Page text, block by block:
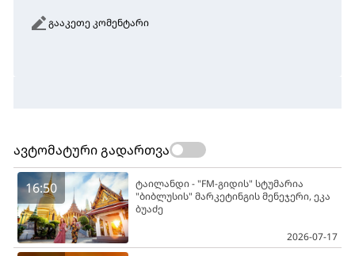
გააკეთე კომენტარი
ავტომატური გადართვა
16:50
ტაილანდი - "FM-გიდის" სტუმარია
"ბიბლუსის" მარკეტინგის მენეჯერი, ეკა
ბუაძე
2026-07-17